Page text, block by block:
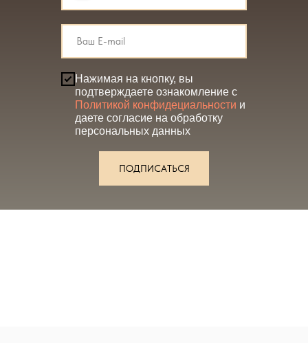
Нажимая на кнопку, вы
подтверждаете ознакомление с
Политикой конфидециальности и
даете согласие на обработку
персональных данных
ПОДПИСАТЬСЯ